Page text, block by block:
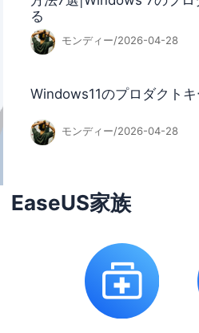
る
モンディー/2026-04-28
Windows11のプロダクト
モンディー/2026-04-28
EaseUS家族